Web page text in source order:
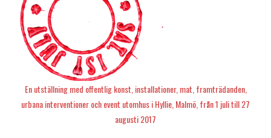
En utställning med offentlig konst, installationer, mat, framträdanden,
urbana interventioner och event utomhus i Hyllie, Malmö, från 1 juli till 27
augusti 2017